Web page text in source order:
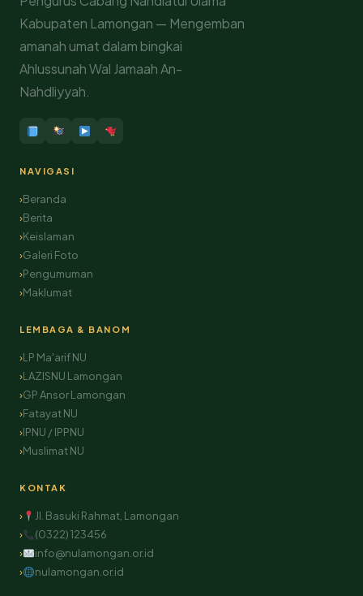
Kabupaten Lamongan — Mengemban
amanah umat dalam bingkai
Ahlussunah Wal Jamaah An-
Nahdliyyah.
NAVIGASI
Beranda
Berita
Keislaman
Galeri Foto
Pengumuman
Maklumat
LEMBAGA & BANOM
LP Ma'arif NU
LAZISNU Lamongan
GP Ansor Lamongan
Fatayat NU
IPNU / IPPNU
Muslimat NU
KONTAK
Jl. Basuki Rahmat, Lamongan
(0322) 123456
info@nulamongan.or.id
nulamongan.or.id